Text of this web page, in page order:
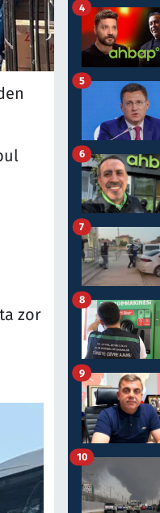
zor
4
5
6
7
8
9
10